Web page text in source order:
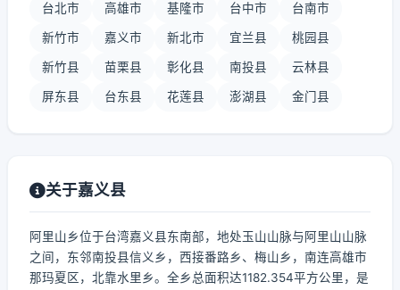
台北市 高雄市 基隆市 台中市 台南市
新竹市 嘉义市 新北市 宜兰县 桃园县
新竹县 苗栗县 彰化县 南投县 云林县
屏东县 台东县 花莲县 澎湖县 金门县
关于嘉义县
阿里山乡位于台湾嘉义县东南部，地处玉山山脉与阿里山山脉
之间，东邻南投县信义乡，西接番路乡、梅山乡，南连高雄市
那玛夏区，北靠水里乡。全乡总面积达1182.354平方公里，是